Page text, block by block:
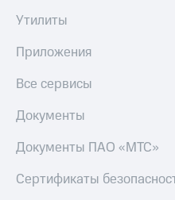
Утилиты
Приложения
Все сервисы
Документы
Документы ПАО «МТС»
Сертификаты